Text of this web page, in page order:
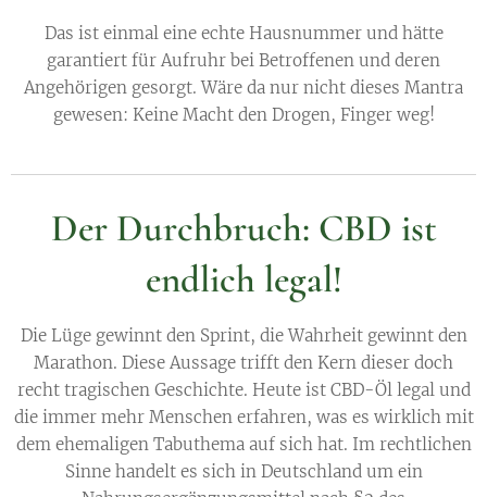
Das ist einmal eine echte Hausnummer und hätte
garantiert für Aufruhr bei Betroffenen und deren
Angehörigen gesorgt. Wäre da nur nicht dieses Mantra
gewesen: Keine Macht den Drogen, Finger weg!
Der Durchbruch: CBD ist
endlich legal!
Die Lüge gewinnt den Sprint, die Wahrheit gewinnt den
Marathon. Diese Aussage trifft den Kern dieser doch
recht tragischen Geschichte. Heute ist CBD-Öl legal und
die immer mehr Menschen erfahren, was es wirklich mit
dem ehemaligen Tabuthema auf sich hat. Im rechtlichen
Sinne handelt es sich in Deutschland um ein